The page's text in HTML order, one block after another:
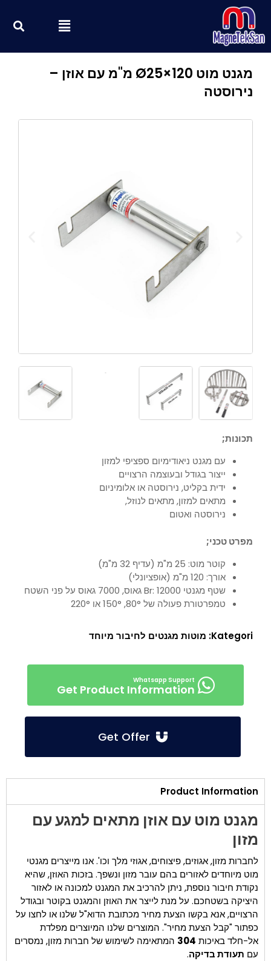
לתוכן
Menu
מגנט מוט Ø25×120 מ"מ עם אוזן –
נירוסטה
תכונות;
עם מגנט ניאודימיום ספציפי למזון
ייצור בגודל ובעוצמה הרצויים
ידית בקליט, נירוסטה או אלומיניום
מתאים למזון, מתאים לנוזל,
נירוסטה ואטום
מפרט טכני;
קוטר מוט: 25 מ"מ (עדיף 32 מ"מ)
אורך: 120 מ"מ (אופציונלי)
שטף מגנטי Br: 12000 גאוס, 7000 גאוס על פני השטח
טמפרטורת פעולה של 80°, 150° או 220°
Kategori: מוטות מגנטים לחיבור מיוחד
Get Product Information
Product Information
מגנט מוט עם אוזן מתאים למגע עם
מזון
לחברות מזון, אגוזים, פיצוחים, אגוזי מלך וכו'. אנו מייצרים מגנטי
מוט מיוחדים לאזורים בהם עובר מזון ונשפך. בזכות האוזן, שהיא
נקודת חיבור נוספת, ניתן להרכיב את המגנט למכונה או לאזור
היציקה בשטחכם. על מנת לייצר את האוזן והמגנט בקוטר ובגודל
הרצויים, אנא בקשו הצעת מחיר מכתובת הדוא"ל שלנו או לחצו על
כפתור "קבל הצעת מחיר". המוצרים שלנו המיוצרים מפלדת
אל-חלד באיכות 304 המתאימה לשימוש של חברות מזון, נמסרים
עם תעודת בדיקה.